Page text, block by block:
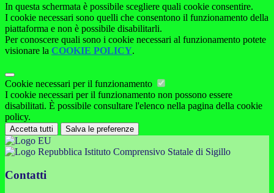
In questa schermata è possibile scegliere quali cookie consentire.
I cookie necessari sono quelli che consentono il funzionamento della
piattaforma e non è possibile disabilitarli.
Per conoscere quali sono i cookie necessari al funzionamento potete
visionare la COOKIE POLICY.
Cookie necessari per il funzionamento
I cookie necessari per il funzionamento non possono essere
disabilitati. È possibile consultare l'elenco nella pagina della cookie
policy.
Accetta tutti Salva le preferenze
Istituto Comprensivo Statale di Sigillo
Contatti